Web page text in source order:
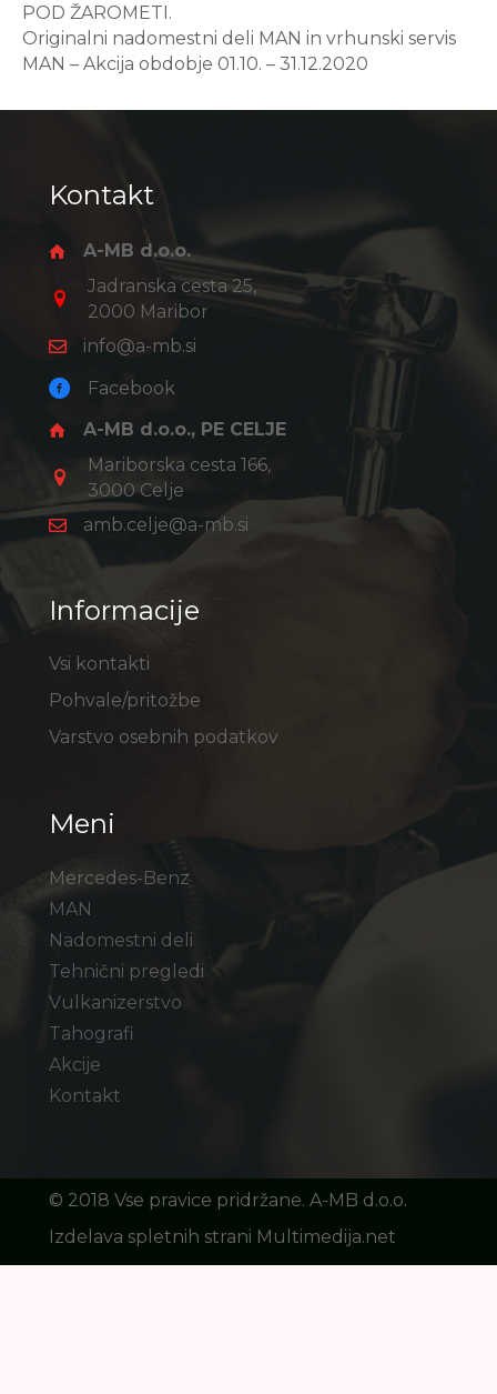
POD ŽAROMETI.
Originalni nadomestni deli MAN in vrhunski servis
MAN – Akcija obdobje 01.10. – 31.12.2020
Kontakt
A-MB d.o.o.
Jadranska cesta 25,
2000 Maribor
info@a-mb.si
Facebook
A-MB d.o.o., PE CELJE
Mariborska cesta 166,
3000 Celje
amb.celje@a-mb.si
Informacije
Vsi kontakti
Pohvale/pritožbe
Varstvo osebnih podatkov
Meni
Mercedes-Benz
MAN
Nadomestni deli
Tehnični pregledi
Vulkanizerstvo
Tahografi
Akcije
Kontakt
©️ 2018 Vse pravice pridržane. A-MB d.o.o.
Izdelava spletnih strani Multimedija.net